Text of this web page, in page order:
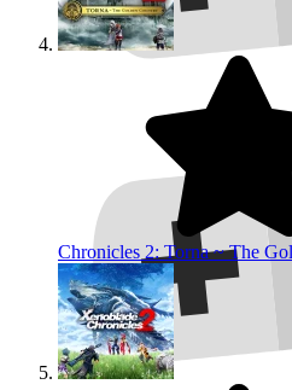
Chronicles 2: Torna ~ The